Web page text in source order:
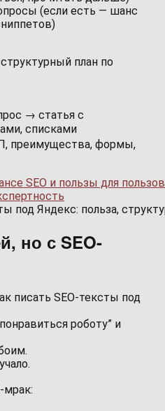
(если есть — шанс
план по
→ статья с
списками
преимущества, формы,
под Яндекс: польза,
но с SEO-
писать SEO‑тексты под
роботу” и
мрак: